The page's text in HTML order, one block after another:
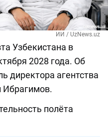
ИИ / UzNews.uz
Узбекистана в
2028 года. Об
директора агентства
Ибрагимов.
полёта